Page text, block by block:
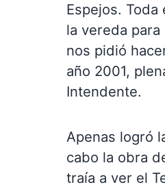
Espejos.
la vereda
nos pidió
año 2001,
Intendente.
Apenas logró
cabo la obra
traía a ver el